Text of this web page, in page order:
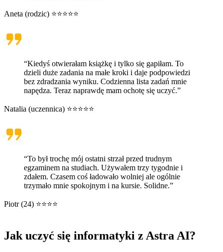
Aneta (rodzic) ⭐⭐⭐⭐⭐
“Kiedyś otwierałam książkę i tylko się gapiłam. To
dzieli duże zadania na małe kroki i daje podpowiedzi
bez zdradzania wyniku. Codzienna lista zadań mnie
napędza. Teraz naprawdę mam ochotę się uczyć.”
Natalia (uczennica) ⭐⭐⭐⭐⭐
“To był trochę mój ostatni strzał przed trudnym
egzaminem na studiach. Używałem trzy tygodnie i
zdałem. Czasem coś ładowało wolniej ale ogólnie
trzymało mnie spokojnym i na kursie. Solidne.”
Piotr (24) ⭐⭐⭐⭐
Jak uczyć się informatyki z Astra AI?